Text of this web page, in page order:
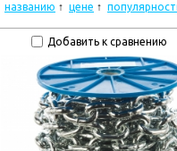
названию цене
Добавить к сравнению